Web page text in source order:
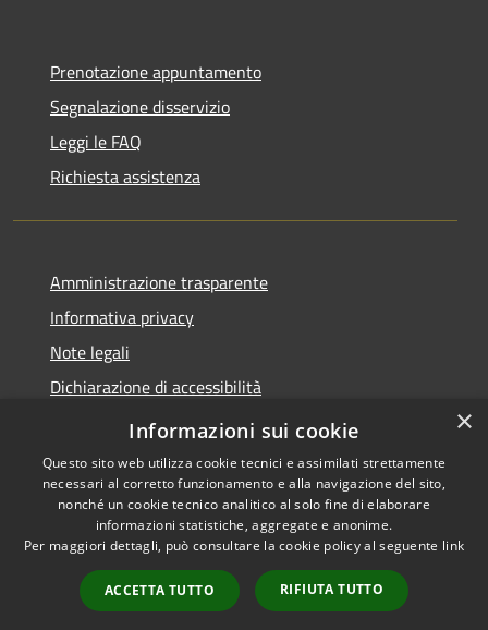
Prenotazione appuntamento
Segnalazione disservizio
Leggi le FAQ
Richiesta assistenza
Amministrazione trasparente
Informativa privacy
Note legali
Dichiarazione di accessibilità
Obiettivi di accessibilità
Accessibilità
Copyright © 2026 • Comune di
Mogoro • Powered by
Municipium•
Accesso
redazione
×
Informazioni sui cookie
Questo sito web utilizza cookie tecnici e assimilati strettamente
necessari al corretto funzionamento e alla navigazione del sito,
nonché un cookie tecnico analitico al solo fine di elaborare
informazioni statistiche, aggregate e anonime.
Per maggiori dettagli, può consultare la cookie policy al seguente link
ACCETTA TUTTO RIFIUTA TUTTO